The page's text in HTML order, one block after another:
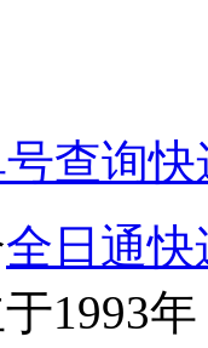
查询快
全日通快
1993